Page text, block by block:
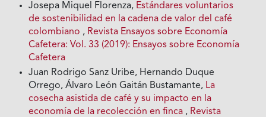
Josepa Miquel Florenza, Estándares voluntarios
de sostenibilidad en la cadena de valor del café
colombiano , Revista Ensayos sobre Economía
Cafetera: Vol. 33 (2019): Ensayos sobre Economía
Cafetera
Juan Rodrigo Sanz Uribe, Hernando Duque
Orrego, Álvaro León Gaitán Bustamante, La
cosecha asistida de café y su impacto en la
economía de la recolección en finca , Revista